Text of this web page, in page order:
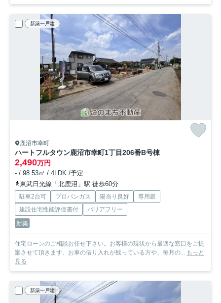
新築一戸建
鹿沼市幸町
ハートフルタウン鹿沼市幸町1丁目206番B号棟
2,490万円
- / 98.53㎡ / 4LDK /予定
東武日光線「北鹿沼」駅 徒歩60分
駐車2台可 プロパンガス 陽当り良好
専用庭
建設住宅性能評価書付
バリアフリー
新築
住宅ローンのご相談お任せ下さい。お客様の現状から最適な窓口をご提
案させて頂きます。お車の借り入れが残っている方や、毎月の...
もっと
見る
新築一戸建